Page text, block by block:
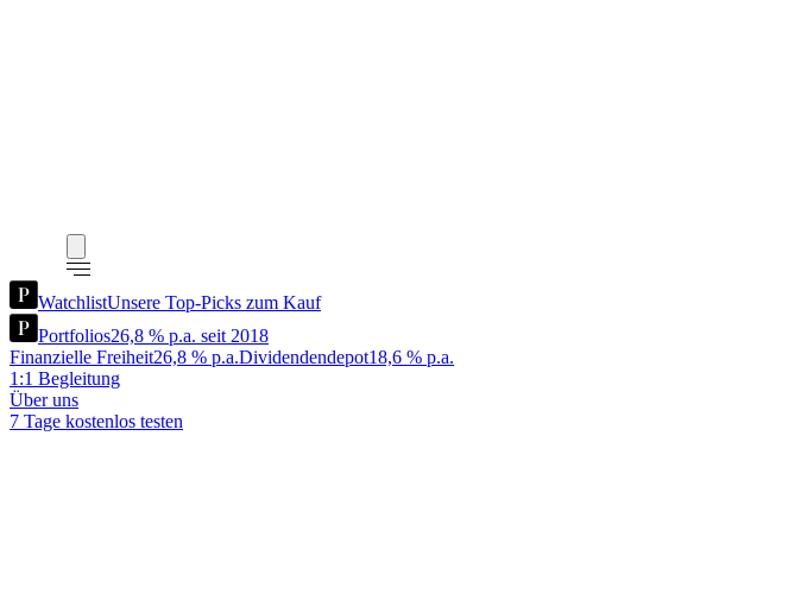
WatchlistUnsere Top-Picks zum Kauf
Portfolios26,8 % p.a. seit 2018
Finanzielle Freiheit26,8 % p.a.Dividendendepot18,6 % p.a.
1:1 Begleitung
Über uns
7 Tage kostenlos testen